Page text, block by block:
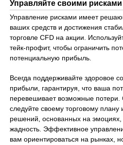
Управляйте своими рисками
Управление рисками имеет
ваших средств и достижения
торговле CFD на акции.
тейк-профит, чтобы ограничить
потенциальную прибыль.
Всегда поддерживайте здоровое
прибыли, гарантируя, что ваша
перевешивает возможные потери.
следуйте своему торговому плану
решений, основанных на эмоциях,
жадность. Эффективное
вам ориентироваться на рынках,